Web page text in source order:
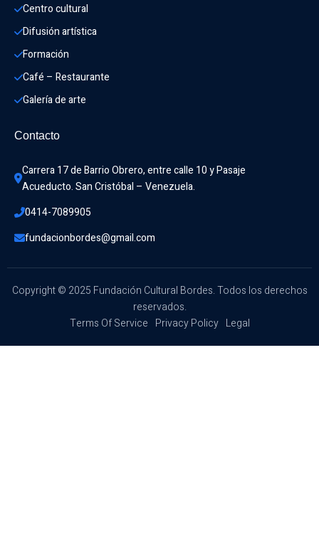
Centro cultural
Difusión artística
Formación
Café – Restaurante
Galería de arte
Contacto
Carrera 17 de Barrio Obrero, entre calle 10 y Pasaje
Acueducto. San Cristóbal – Venezuela.
0414-7089905
fundacionbordes@gmail.com
Copyright © 2025 Fundación Cultural Bordes. Todos los derechos
reservados.
Terms Of Service Privacy Policy Legal